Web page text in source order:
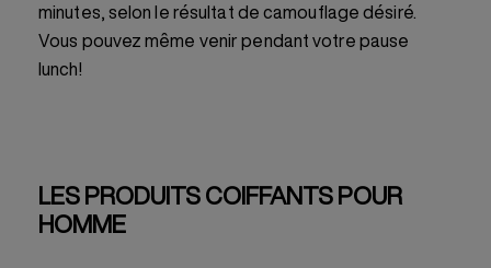
minutes, selon le résultat de camouflage désiré.
Vous pouvez même venir pendant votre pause
lunch!
LES PRODUITS COIFFANTS POUR
HOMME